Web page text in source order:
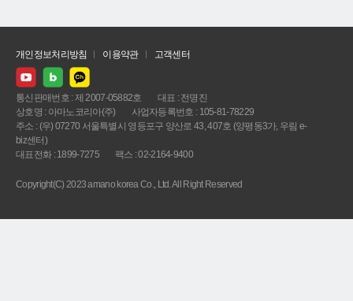
개인정보처리방침 이용약관 고객센터
통신판매번호 : 제 2007-05882호
대표 : 전명진
상호명 : 아마노코리아(주)
사업자등록번호 : 105-81-78229
주소 : (우) 07270 서울특별시 영등포구 양산로 43, 407호 (양평동3가, 우림 e-
biz센터)
대표전화 : 1899-7275
팩스 : 02-2164-9400
Copyright(C) 2023 amano korea Co., Ltd. All Right Reserved